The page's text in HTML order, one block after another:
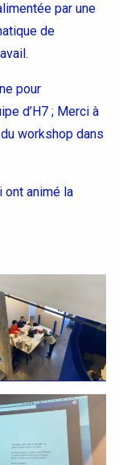
par une
de
pour
d’H7 ; Merci à
workshop dans
ont animé la